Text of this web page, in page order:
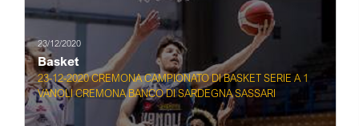
23/12/2020
Basket
23-12-2020 CREMONA CAMPIONATO DI BASKET SERIE A 1
VANOLI CREMONA BANCO DI SARDEGNA SASSARI